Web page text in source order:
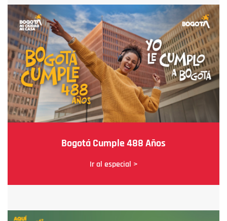
Bogotá Cumple 488 Años
Ir al especial >